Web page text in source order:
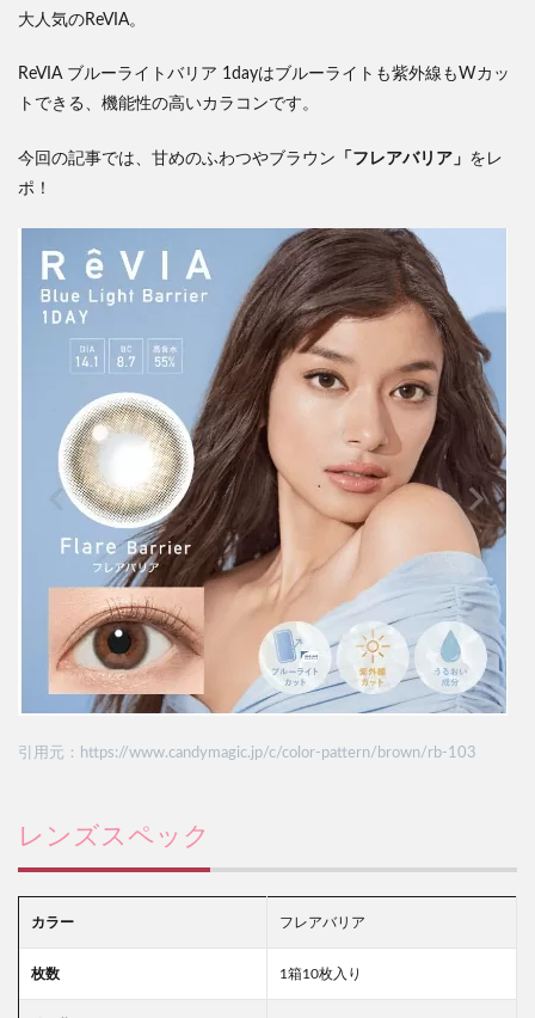
大人気のReVIA。
ReVIA ブルーライトバリア 1dayはブルーライトも紫外線もWカッ
トできる、機能性の高いカラコンです。
今回の記事では、甘めのふわつやブラウン 「フレアバリア」 をレ
ポ！
引用元：https://www.candymagic.jp/c/color-pattern/brown/rb-103
レンズスペック
カラー フレアバリア
枚数 1箱10枚入り